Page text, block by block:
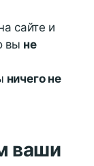
сайте и
вы не
ничего не
ваши